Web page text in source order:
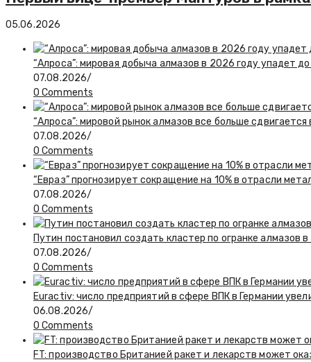
05.06.2026
“Алроса”: мировая добыча алмазов в 2026 году упадет
07.08.2026/
0 Comments
“Алроса”: мировой рынок алмазов все больше
07.08.2026/
0 Comments
“Евраз” прогнозирует сокращение на 10% в отрасли
07.08.2026/
0 Comments
Путин постановил создать кластер по огранке алмазов
07.08.2026/
0 Comments
Euractiv: число предприятий в сфере ВПК в Германии
06.08.2026/
0 Comments
FT: производство Британией ракет и лекарств может